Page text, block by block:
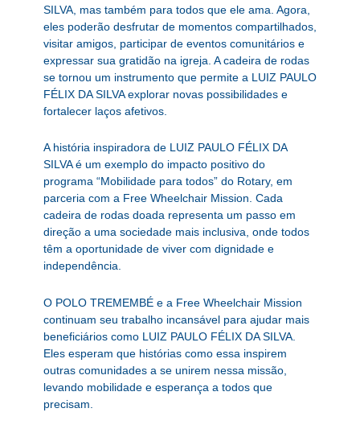
SILVA, mas também para todos que ele ama. Agora,
eles poderão desfrutar de momentos compartilhados,
visitar amigos, participar de eventos comunitários e
expressar sua gratidão na igreja. A cadeira de rodas
se tornou um instrumento que permite a LUIZ PAULO
FÉLIX DA SILVA explorar novas possibilidades e
fortalecer laços afetivos.
A história inspiradora de LUIZ PAULO FÉLIX DA
SILVA é um exemplo do impacto positivo do
programa “Mobilidade para todos” do Rotary, em
parceria com a Free Wheelchair Mission. Cada
cadeira de rodas doada representa um passo em
direção a uma sociedade mais inclusiva, onde todos
têm a oportunidade de viver com dignidade e
independência.
O POLO TREMEMBÉ e a Free Wheelchair Mission
continuam seu trabalho incansável para ajudar mais
beneficiários como LUIZ PAULO FÉLIX DA SILVA.
Eles esperam que histórias como essa inspirem
outras comunidades a se unirem nessa missão,
levando mobilidade e esperança a todos que
precisam.